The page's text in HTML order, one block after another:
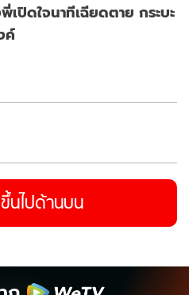
ปิดใจนาทีเฉียดตาย กระบะ
ค์
นไปด้านบน